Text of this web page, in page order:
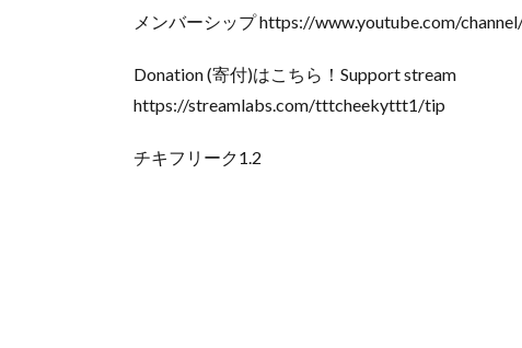
メンバーシップ https://www.youtube.com/
Donation (寄付)はこちら！Support stream
https://streamlabs.com/tttcheekyttt1/tip
チキフリーク1.2